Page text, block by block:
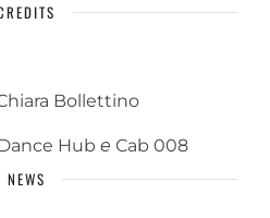
Bollettino
Hub e Cab 008
NEWS